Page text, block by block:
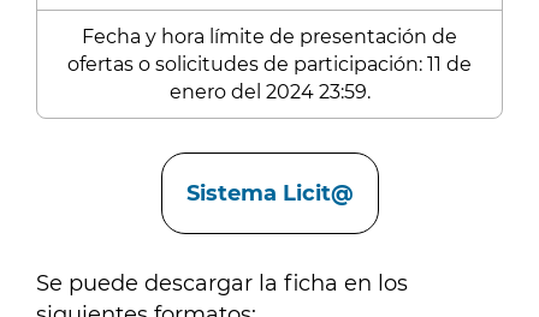
Fecha y hora límite de presentación de
ofertas o solicitudes de participación: 11 de
enero del 2024 23:59.
Sistema Licit@
Se puede descargar la ficha en los